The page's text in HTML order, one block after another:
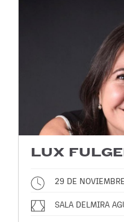
LUX
29 DE
SALA DELMIRA